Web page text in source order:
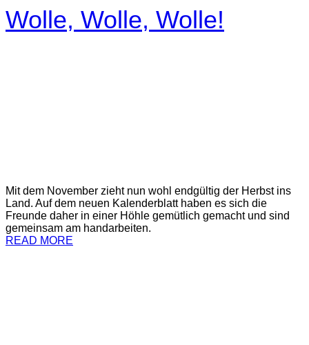
Wolle, Wolle, Wolle!
Mit dem November zieht nun wohl endgültig der Herbst ins
Land. Auf dem neuen Kalenderblatt haben es sich die
Freunde daher in einer Höhle gemütlich gemacht und sind
gemeinsam am handarbeiten.
READ MORE